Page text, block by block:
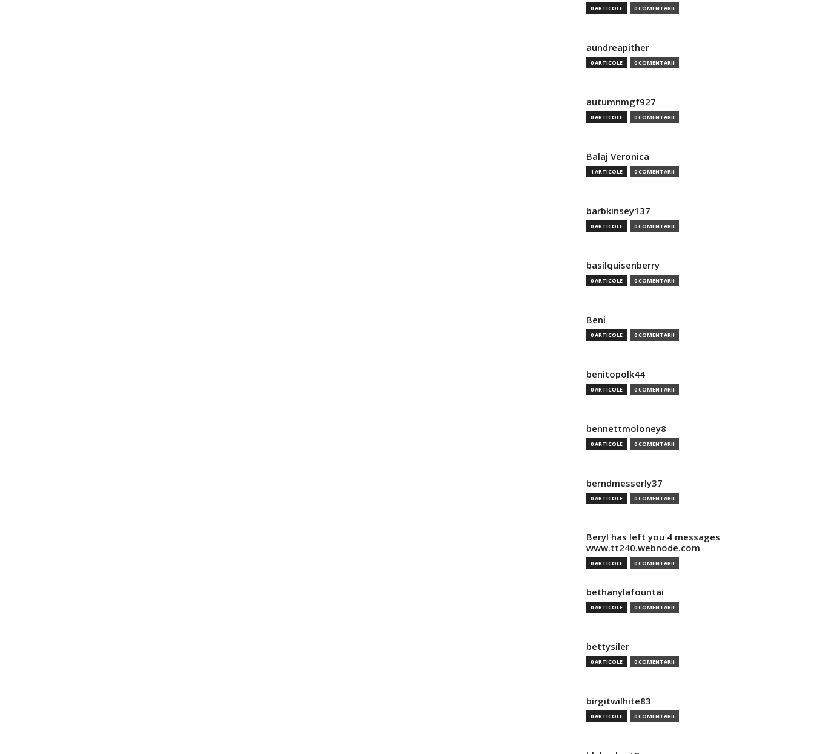
0 ARTICOLE 0 COMENTARII
aundreapither
0 ARTICOLE 0 COMENTARII
autumnmgf927
0 ARTICOLE 0 COMENTARII
Balaj Veronica
1 ARTICOLE 0 COMENTARII
barbkinsey137
0 ARTICOLE 0 COMENTARII
basilquisenberry
0 ARTICOLE 0 COMENTARII
Beni
0 ARTICOLE 0 COMENTARII
benitopolk44
0 ARTICOLE 0 COMENTARII
bennettmoloney8
0 ARTICOLE 0 COMENTARII
berndmesserly37
0 ARTICOLE 0 COMENTARII
Beryl has left you 4 messages
www.tt240.webnode.com
0 ARTICOLE 0 COMENTARII
bethanylafountai
0 ARTICOLE 0 COMENTARII
bettysiler
0 ARTICOLE 0 COMENTARII
birgitwilhite83
0 ARTICOLE 0 COMENTARII